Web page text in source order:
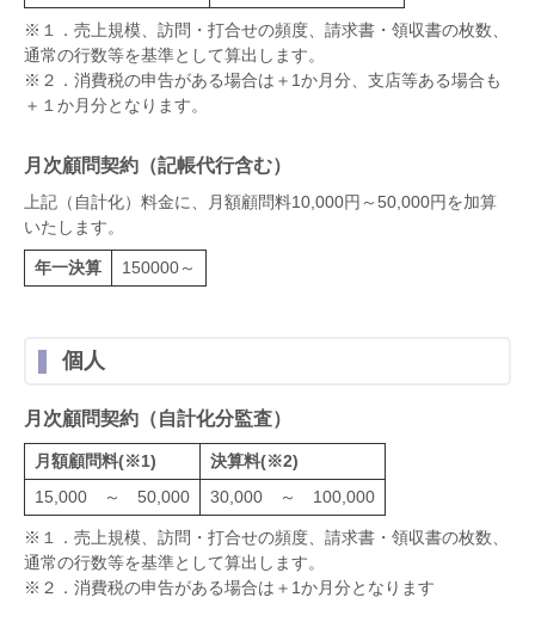
※１．売上規模、訪問・打合せの頻度、請求書・領収書の枚数、
通常の行数等を基準として算出します。
※２．消費税の申告がある場合は＋1か月分、支店等ある場合も
＋１か月分となります。
月次顧問契約（記帳代行含む）
上記（自計化）料金に、月額顧問料10,000円～50,000円を加算
いたします。
年一決算 150000～
個人
月次顧問契約（自計化分監査）
月額顧問料(※1)
決算料(※2)
15,000 ～ 50,000
30,000 ～ 100,000
※１．売上規模、訪問・打合せの頻度、請求書・領収書の枚数、
通常の行数等を基準として算出します。
※２．消費税の申告がある場合は＋1か月分となります